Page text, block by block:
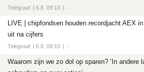
Entertainment
Games
Software
Telegraaf 6.8. 09:10 ··
LIVE | chipfondsen houden recordjacht AEX
uit na cijfers
Telegraaf 6.8. 09:10 ··
Waarom zijn we zo dol op sparen? ‘In andere